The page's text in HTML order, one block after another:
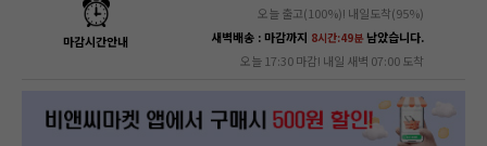
마감시간안내
오늘 출고(100%)! 내일도착(95%)
새벽배송 : 마감까지 8시간:49분남았습니다.
오늘 17:30 마감! 내일 새벽 07:00 도착